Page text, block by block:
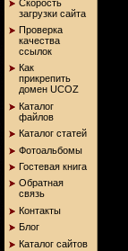
Скорость
загрузки сайта
Проверка
качества
ссылок
Как
прикрепить
домен UCOZ
Каталог
файлов
Каталог статей
Фотоальбомы
Гостевая книга
Обратная
связь
Контакты
Блог
Каталог сайтов